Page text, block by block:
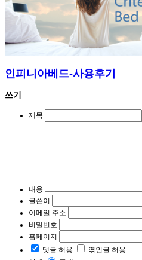
인피니아베드-사용후기
쓰기
제목
내용
글쓴이
이메일 주소
비밀번호
홈페이지
댓글 허용
엮인글 허용